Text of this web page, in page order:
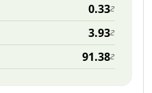
0.33г
3.93г
91.38г